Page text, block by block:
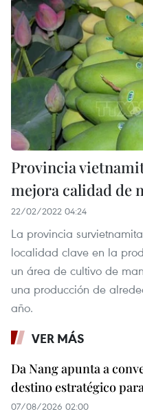
Provincia
mejora calidad de
22/02/2022 04:24
La provincia
localidad clave en la
un área de cultivo de
una producción de
año.
VER MÁS
Da Nang apunta a
destino estratégico
07/08/2026 02:00